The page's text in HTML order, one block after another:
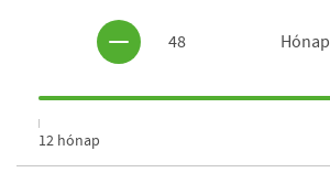
48 Hónap
12 hónap